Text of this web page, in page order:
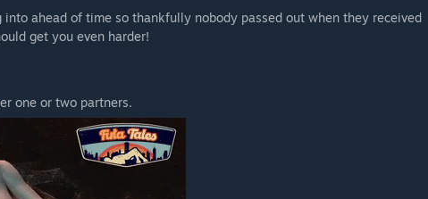
ahead of time so thankfully nobody passed out when they received
get you even harder!
one or two partners.